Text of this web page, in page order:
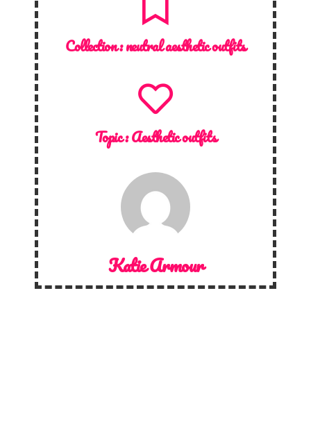
Collection :neutral aesthetic outfits
Topic :Aesthetic outfits
Katie Armour